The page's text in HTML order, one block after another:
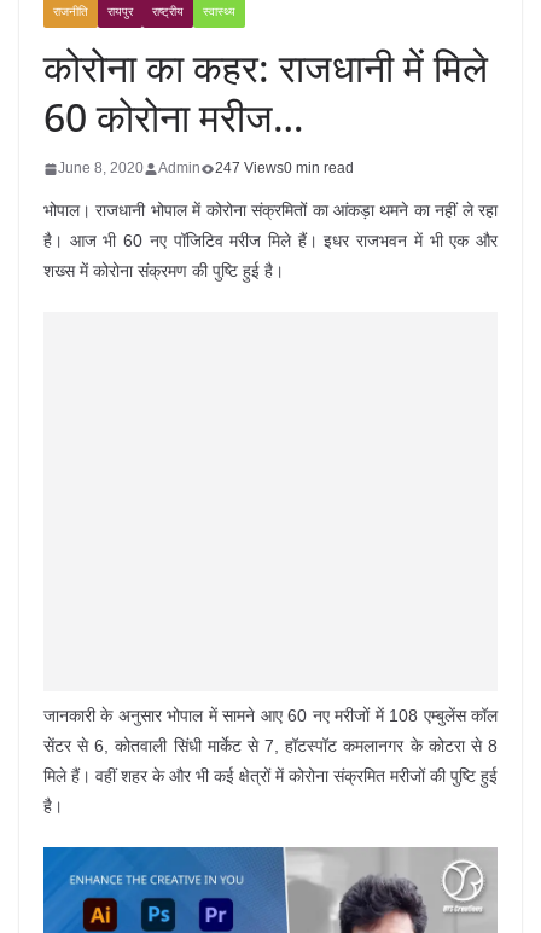
राजनीति रायपुर राष्ट्रीय स्वास्थ्य
कोरोना का कहर: राजधानी में मिले
60 कोरोना मरीज…
June 8, 2020 Admin 247 Views0 min read
भोपाल। राजधानी भोपाल में कोरोना संक्रमितों का आंकड़ा थमने का नहीं ले रहा
है। आज भी 60 नए पॉजिटिव मरीज मिले हैं। इधर राजभवन में भी एक और
शख्स में कोरोना संक्रमण की पुष्टि हुई है।
जानकारी के अनुसार भोपाल में सामने आए 60 नए मरीजों में 108 एम्बुलेंस कॉल
सेंटर से 6, कोतवाली सिंधी मार्केट से 7, हॉटस्पॉट कमलानगर के कोटरा से 8
मिले हैं। वहीं शहर के और भी कई क्षेत्रों में कोरोना संक्रमित मरीजों की पुष्टि हुई
है।